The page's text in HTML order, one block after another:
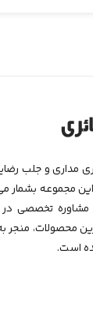
مداری و جلب
مجموعـه بشمار
تخصصی در
محصولات،
است.